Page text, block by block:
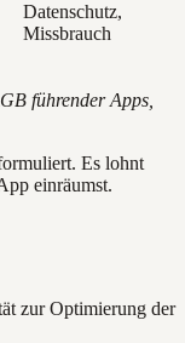
Datenschutz,
Missbrauch
führender Apps,
Es lohnt
einräumst.
zur Optimierung der